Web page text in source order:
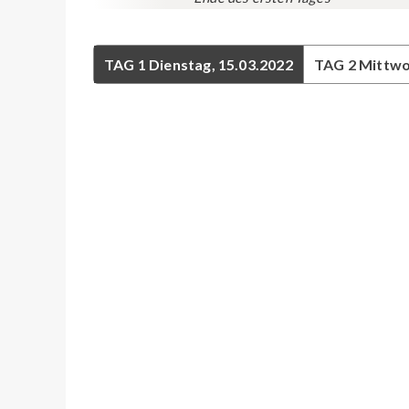
TAG 1 Dienstag, 15.03.2022 TAG 2